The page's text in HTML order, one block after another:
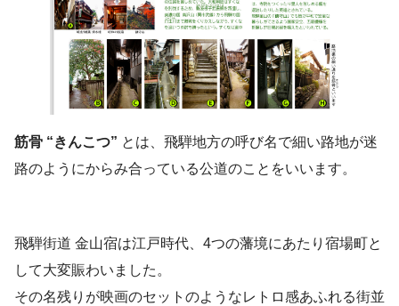
筋骨 “きんこつ” とは、飛騨地方の呼び名で細い路地が迷
路のようにからみ合っている公道のことをいいます。
飛騨街道 金山宿は江戸時代、4つの藩境にあたり宿場町と
して大変賑わいました。
その名残りが映画のセットのようなレトロ感あふれる街並